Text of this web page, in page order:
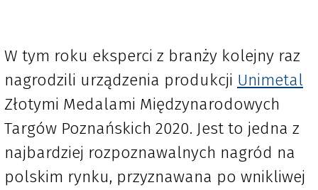
W tym roku eksperci z branży kolejny raz
nagrodzili urządzenia produkcji Unimetal
Złotymi Medalami Międzynarodowych
Targów Poznańskich 2020. Jest to jedna z
najbardziej rozpoznawalnych nagród na
polskim rynku, przyznawana po wnikliwej